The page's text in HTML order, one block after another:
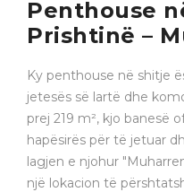
Penthouse
Prishtinë –
Ky penthouse në shitje
jetesës së lartë dhe
prej 219 m², kjo banesë
hapësirës për të jetuar
lagjen e njohur
një lokacion të